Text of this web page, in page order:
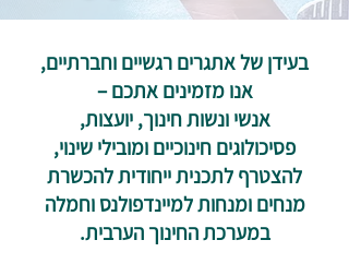
בעידן של אתגרים רגשיים וחברתיים,
אנו מזמינים אתכם –
אנשי ונשות חינוך, יועצות,
פסיכולוגים חינוכיים ומובילי שינוי,
להצטרף לתכנית ייחודית להכשרת
מנחים ומנחות למיינדפולנס וחמלה
במערכת החינוך הערבית.